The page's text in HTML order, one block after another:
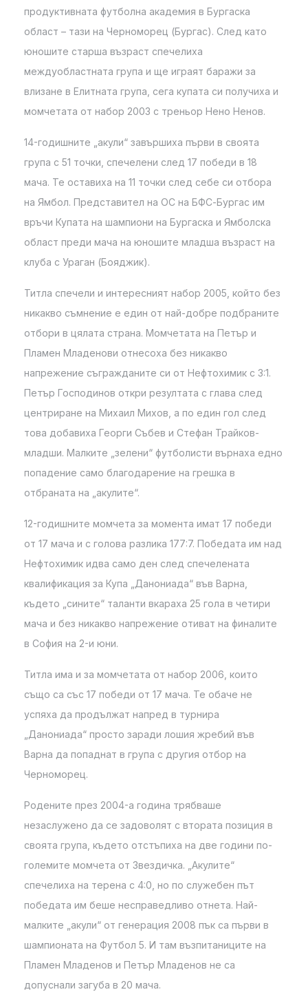
продуктивната футболна академия в Бургаска
област – тази на Черноморец (Бургас). След като
юношите старша възраст спечелиха
междуобластната група и ще играят баражи за
влизане в Елитната група, сега купата си получиха и
момчетата от набор 2003 с треньор Нено Ненов.
14-годишните „акули“ завършиха първи в своята
група с 51 точки, спечелени след 17 победи в 18
мача. Те оставиха на 11 точки след себе си отбора
на Ямбол. Представител на ОС на БФС-Бургас им
връчи Купата на шампиони на Бургаска и Ямболска
област преди мача на юношите младша възраст на
клуба с Ураган (Бояджик).
Титла спечели и интересният набор 2005, който без
никакво съмнение е един от най-добре подбраните
отбори в цялата страна. Момчетата на Петър и
Пламен Младенови отнесоха без никакво
напрежение съгражданите си от Нефтохимик с 3:1.
Петър Господинов откри резултата с глава след
центриране на Михаил Михов, а по един гол след
това добавиха Георги Събев и Стефан Трайков-
младши. Малките „зелени“ футболисти върнаха едно
попадение само благодарение на грешка в
отбраната на „акулите“.
12-годишните момчета за момента имат 17 победи
от 17 мача и с голова разлика 177:7. Победата им над
Нефтохимик идва само ден след спечелената
квалификация за Купа „Данониада“ във Варна,
където „сините“ таланти вкараха 25 гола в четири
мача и без никакво напрежение отиват на финалите
в София на 2-и юни.
Титла има и за момчетата от набор 2006, които
също са със 17 победи от 17 мача. Те обаче не
успяха да продължат напред в турнира
„Данониада“ просто заради лошия жребий във
Варна да попаднат в група с другия отбор на
Черноморец.
Родените през 2004-а година трябваше
незаслужено да се задоволят с втората позиция в
своята група, където отстъпиха на две години по-
големите момчета от Звездичка. „Акулите“
спечелиха на терена с 4:0, но по служебен път
победата им беше несправедливо отнета. Най-
малките „акули“ от генерация 2008 пък са първи в
шампионата на Футбол 5. И там възпитаниците на
Пламен Младенов и Петър Младенов не са
допуснали загуба в 20 мача.